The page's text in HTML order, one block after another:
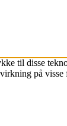
til disse
på visse